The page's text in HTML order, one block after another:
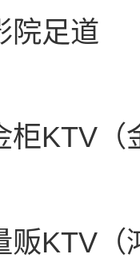
院足道
柜KTV（
贩KTV（